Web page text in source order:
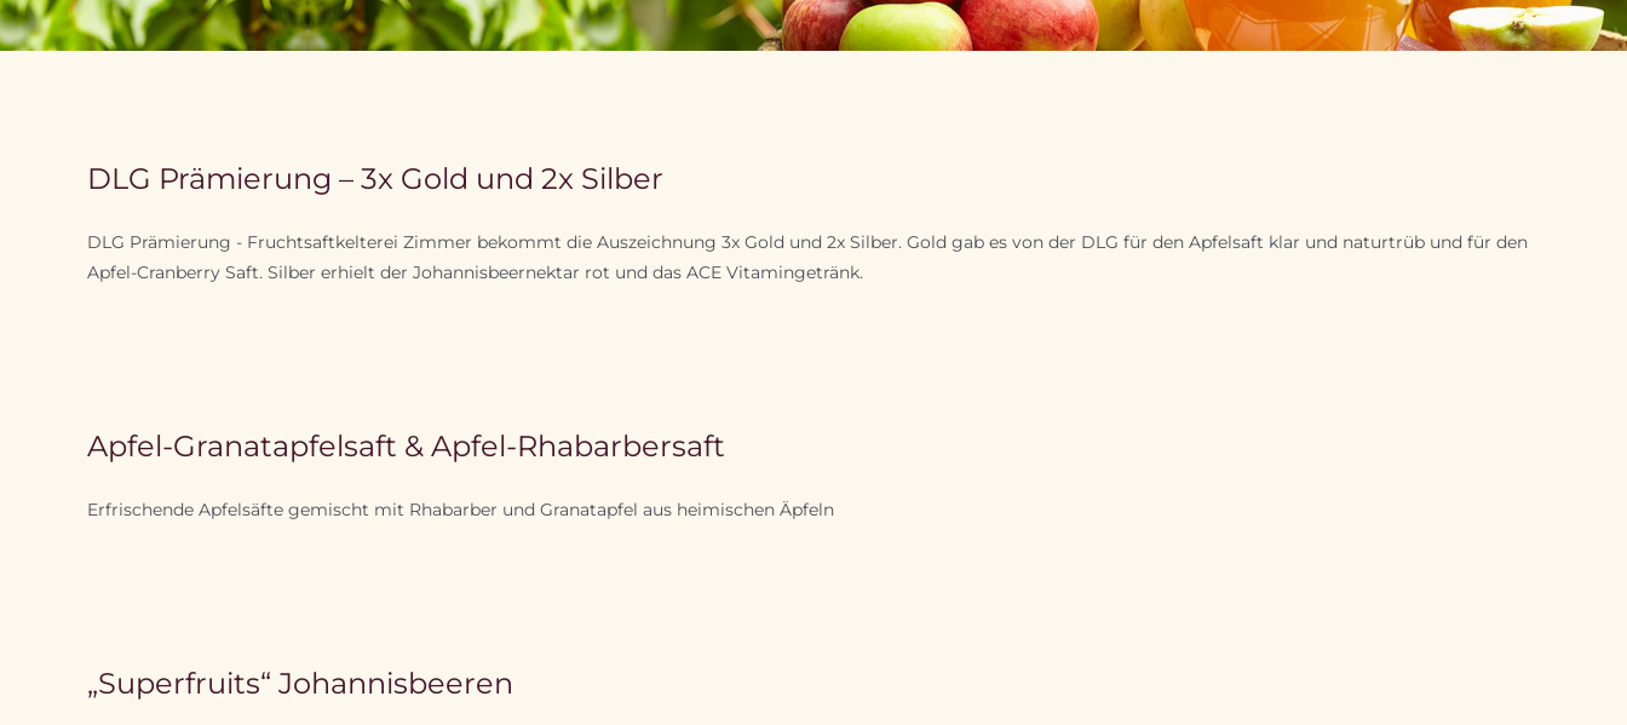
DLG Prämierung – 3x Gold und 2x Silber
DLG Prämierung - Fruchtsaftkelterei Zimmer bekommt die Auszeichnung 3x Gold und 2x Silber. Gold gab es von der DLG für den Apfelsaft klar und naturtrüb und für den
Apfel-Cranberry Saft. Silber erhielt der Johannisbeernektar rot und das ACE Vitamingetränk.
Apfel-Granatapfelsaft & Apfel-Rhabarbersaft
Erfrischende Apfelsäfte gemischt mit Rhabarber und Granatapfel aus heimischen Äpfeln
„Superfruits“ Johannisbeeren